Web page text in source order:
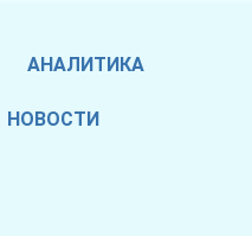
АНАЛИТИКА
НОВОСТИ